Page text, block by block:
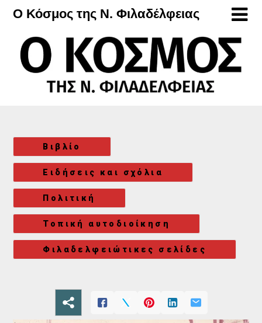
Μετάβαση
περιεχόμενο
Ο Κόσμος της Ν. Φιλαδέλφειας
Βιβλίο
Ειδήσεις και σχόλια
Πολιτική
Τοπική αυτοδιοίκηση
Φιλαδελφειώτικες σελίδες